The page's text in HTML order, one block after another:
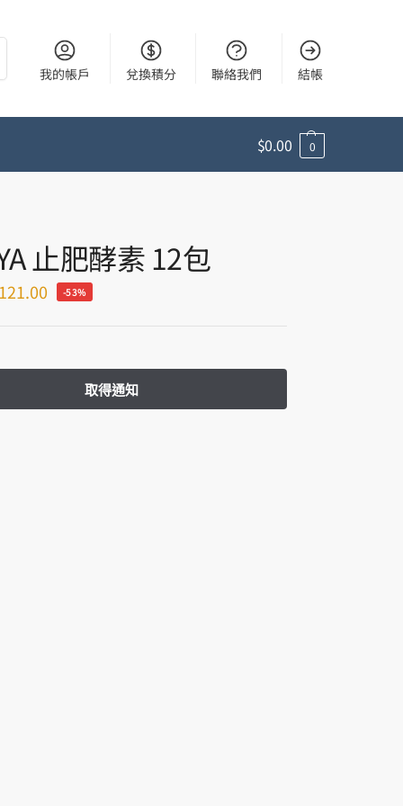
我的帳戶 兌換積分 聯絡我們 結帳
$0.00 0
止肥酵素 12包
-53%